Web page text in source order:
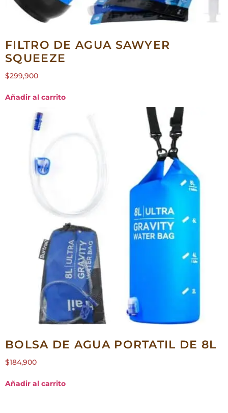
FILTRO DE AGUA SAWYER
SQUEEZE
$299,900
Añadir al carrito
BOLSA DE AGUA PORTATIL DE 8L
$184,900
Añadir al carrito